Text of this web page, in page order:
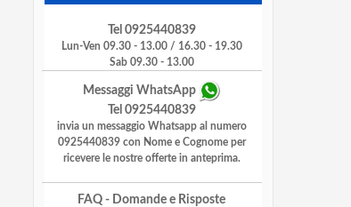
Tel 0925440839
Lun-Ven 09.30 - 13.00 / 16.30 - 19.30
Sab 09.30 - 13.00
Messaggi WhatsApp
Tel 0925440839
invia un messaggio Whatsapp al numero
0925440839 con Nome e Cognome per
ricevere le nostre offerte in anteprima.
FAQ - Domande e Risposte